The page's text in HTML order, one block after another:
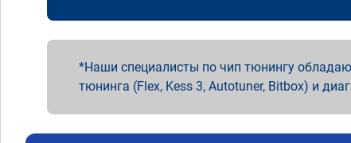
Наши специалисты по чип тюнингу
тюнинга (Flex, Kess 3, Autotuner, Bitbox) и